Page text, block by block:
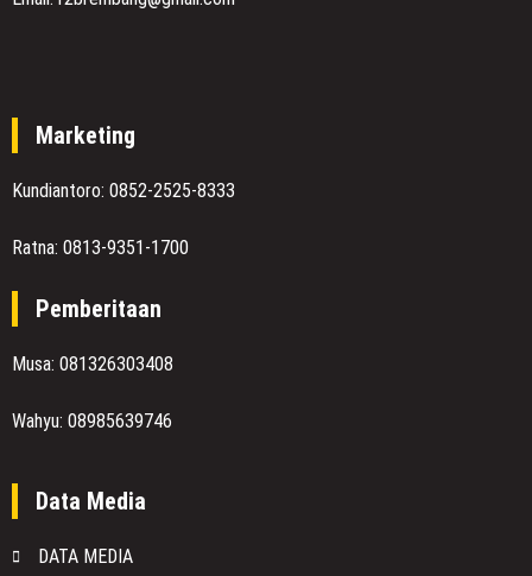
Marketing
Kundiantoro: 0852-2525-8333
Ratna: 0813-9351-1700
Pemberitaan
Musa: 081326303408
Wahyu: 08985639746
Data Media
DATA MEDIA